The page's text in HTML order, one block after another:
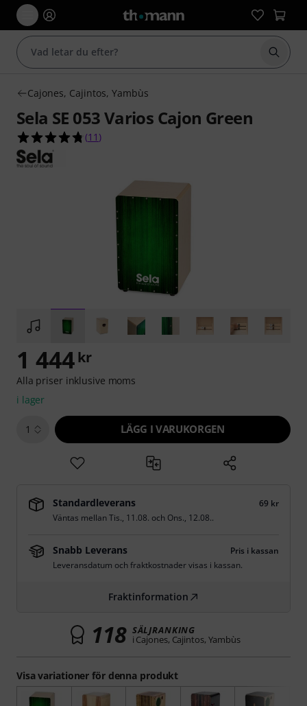
Börja
Cajones, Cajintos, Yambùs
Sela SE 053 Varios Cajon Green
4.7 av 5 stjärnor från 11 kundbetyg
(11 )
Visa variationer för denna produkt
1 444 kr
Alla priser inklusive moms
i lager
1 LÄGG I VARUKORGEN
Standardleverans
69 kr
Väntas mellanTis., 11.08. och Ons., 12.08..
Snabb Leverans
Pris i kassan
Leveransdatum och fraktkostnader visas i kassan.
Fraktinformation
118 SÄLJRANKING
i Cajones, Cajintos, Yambùs